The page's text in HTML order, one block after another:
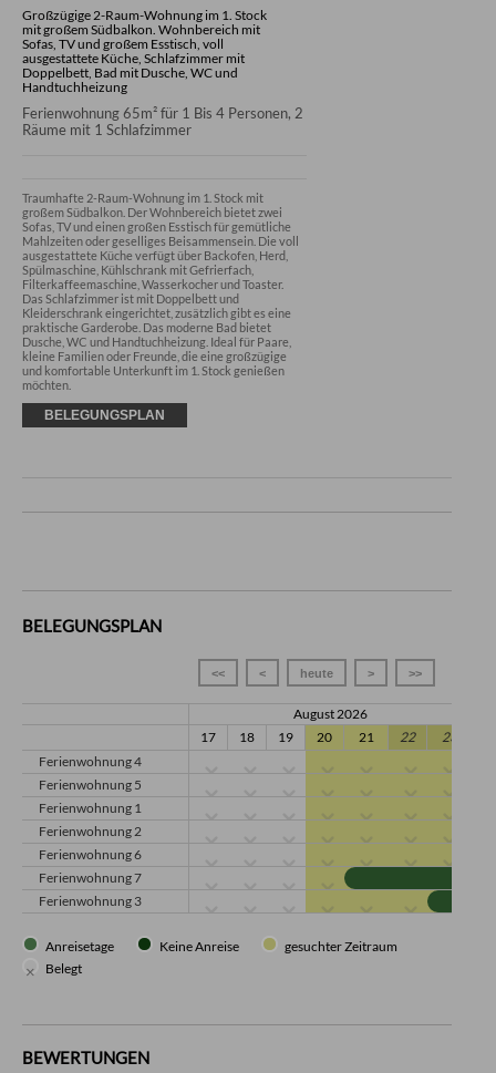
Großzügige 2-Raum-Wohnung im 1. Stock
mit großem Südbalkon. Wohnbereich mit
Sofas, TV und großem Esstisch, voll
ausgestattete Küche, Schlafzimmer mit
Doppelbett, Bad mit Dusche, WC und
Handtuchheizung
Ferienwohnung 65m² für 1 Bis 4 Personen, 2
Räume mit 1 Schlafzimmer
Traumhafte 2-Raum-Wohnung im 1. Stock mit
großem Südbalkon. Der Wohnbereich bietet zwei
Sofas, TV und einen großen Esstisch für gemütliche
Mahlzeiten oder geselliges Beisammensein. Die voll
ausgestattete Küche verfügt über Backofen, Herd,
Spülmaschine, Kühlschrank mit Gefrierfach,
Filterkaffeemaschine, Wasserkocher und Toaster.
Das Schlafzimmer ist mit Doppelbett und
Kleiderschrank eingerichtet, zusätzlich gibt es eine
praktische Garderobe. Das moderne Bad bietet
Dusche, WC und Handtuchheizung. Ideal für Paare,
kleine Familien oder Freunde, die eine großzügige
und komfortable Unterkunft im 1. Stock genießen
möchten.
BELEGUNGSPLAN
BELEGUNGSPLAN
<< < heute > >>
August 2026
17
18 19 20 21 22
23
Ferienwohnung 4
Ferienwohnung 5
Ferienwohnung 1
Ferienwohnung 2
Ferienwohnung 6
Ferienwohnung 7
Ferienwohnung 3
Anreisetage Keine Anreise gesuchter Zeitraum
× Belegt
BEWERTUNGEN